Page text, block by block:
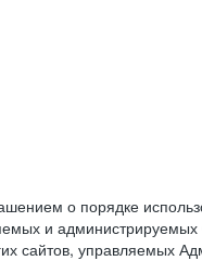
о порядке
и
сайтов, управляемых